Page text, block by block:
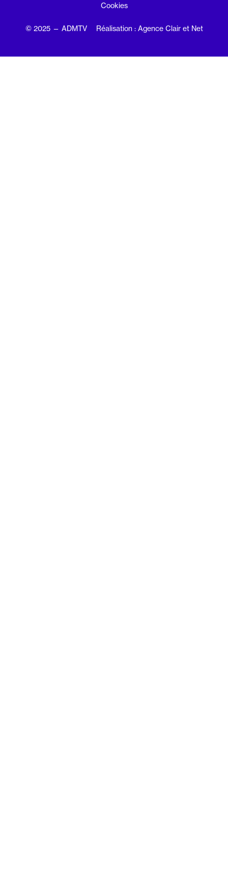
Cookies
© 2025 — ADMTV Réalisation : Agence Clair et Net